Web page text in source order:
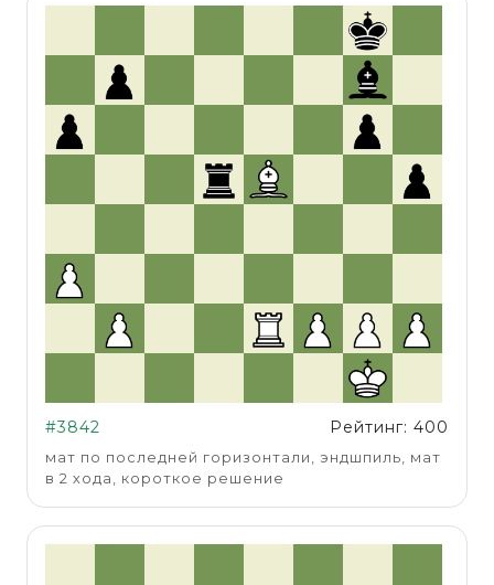
#3842 Рейтинг: 400
мат по последней горизонтали, эндшпиль, мат
в 2 хода, короткое решение